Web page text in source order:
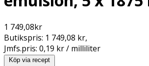
1 749,08kr
Butikspris: 1 749,08 kr,
Jmfs.pris: 0,19 kr / milliliter
Köp via recept